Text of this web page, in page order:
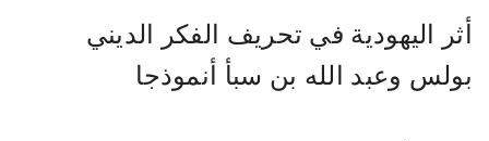
أثر اليهودية في تحريف الفكر الديني
بولس وعبد الله بن سبأ أنموذجا